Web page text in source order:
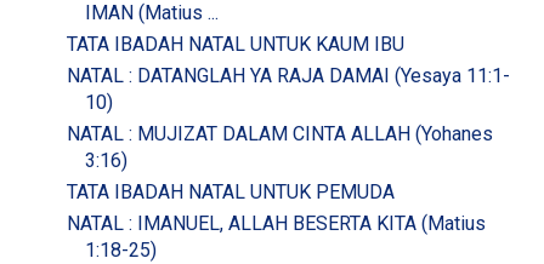
IMAN (Matius ...
TATA IBADAH NATAL UNTUK KAUM IBU
NATAL : DATANGLAH YA RAJA DAMAI (Yesaya 11:1-
10)
NATAL : MUJIZAT DALAM CINTA ALLAH (Yohanes
3:16)
TATA IBADAH NATAL UNTUK PEMUDA
NATAL : IMANUEL, ALLAH BESERTA KITA (Matius
1:18-25)